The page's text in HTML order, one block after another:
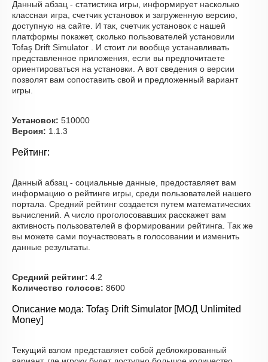
Данный абзац - статистика игры, информирует насколько
классная игра, счетчик установок и загруженную версию,
доступную на сайте. И так, счетчик установок с нашей
платформы покажет, сколько пользователей установили
Tofaş Drift Simulator . И стоит ли вообще устанавливать
представленное приложения, если вы предпочитаете
ориентироваться на установки. А вот сведения о версии
позволят вам сопоставить свой и предложенный вариант
игры.
Установок: 510000
Версия: 1.1.3
Рейтинг:
Данный абзац - социальные данные, предоставляет вам
информацию о рейтинге игры, среди пользователей нашего
портала. Средний рейтинг создается путем математических
вычислений. А число проголосовавших расскажет вам
активность пользователей в формировании рейтинга. Так же
вы можете сами поучаствовать в голосовании и изменить
данные результаты.
Средний рейтинг: 4.2
Количество голосов: 8600
Описание мода: Tofaş Drift Simulator [МОД Unlimited
Money]
Текущий взлом представляет собой деблокированный